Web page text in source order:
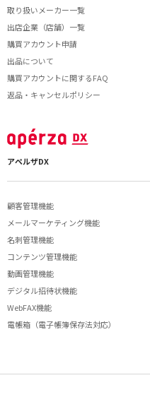
取り扱いメーカー一覧
出店企業（店舗）一覧
購買アカウント申請
出品について
購買アカウントに関するFAQ
返品・キャンセルポリシー
アペルザDX
顧客管理機能
メールマーケティング機能
名刺管理機能
コンテンツ管理機能
動画管理機能
デジタル招待状機能
WebFAX機能
電帳箱（電子帳簿保存法対応）